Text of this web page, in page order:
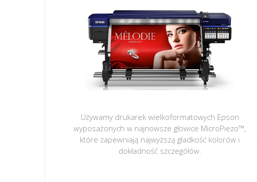
Używamy drukarek wielkoformatowych Epson
wyposażonych w najnowsze głowice MicroPiezo™,
które zapewniają najwyższą gładkość kolorów i
dokładność szczegółów.